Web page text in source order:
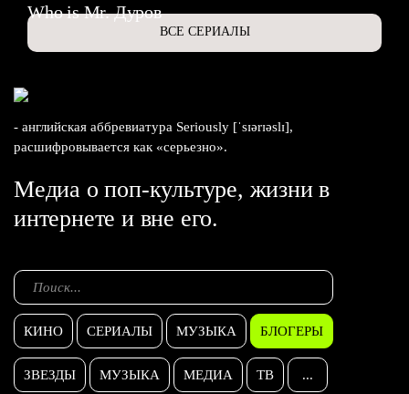
Who is Mr. Дуров
ВСЕ СЕРИАЛЫ
- английская аббревиатура Seriously [ˈsɪərɪəslɪ],
расшифровывается как «серьезно».
Медиа о поп-культуре, жизни в
интернете и вне его.
КИНО СЕРИАЛЫ МУЗЫКА БЛОГЕРЫ
ЗВЕЗДЫ МУЗЫКА МЕДИА ТВ ...